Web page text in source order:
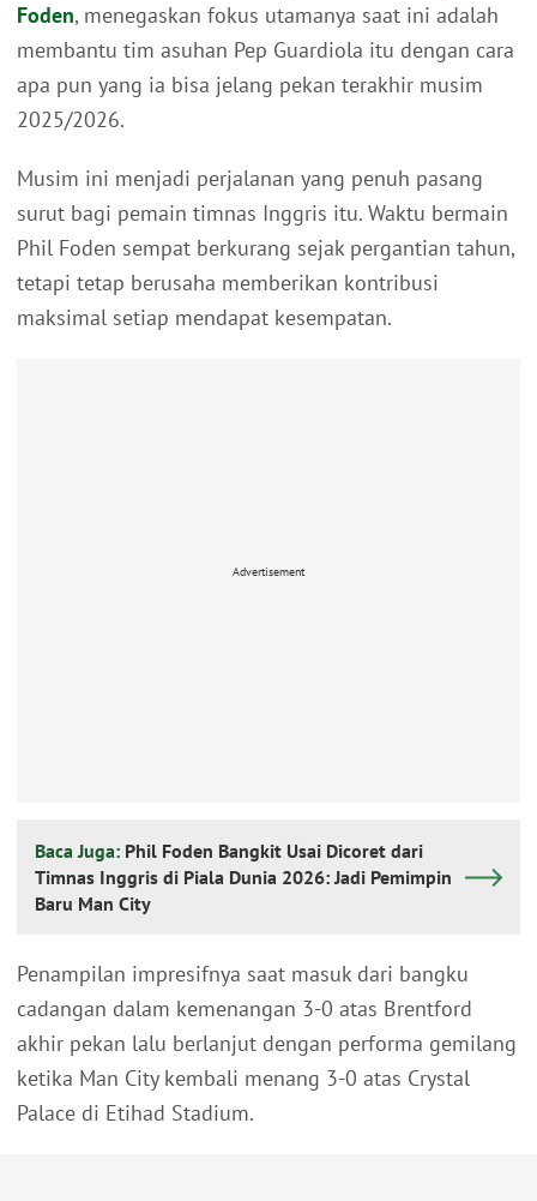
Foden, menegaskan fokus utamanya saat ini adalah
membantu tim asuhan Pep Guardiola itu dengan cara
apa pun yang ia bisa jelang pekan terakhir musim
2025/2026.
Musim ini menjadi perjalanan yang penuh pasang
surut bagi pemain timnas Inggris itu. Waktu bermain
Phil Foden sempat berkurang sejak pergantian tahun,
tetapi tetap berusaha memberikan kontribusi
maksimal setiap mendapat kesempatan.
Advertisement
Baca Juga: Phil Foden Bangkit Usai Dicoret dari
Timnas Inggris di Piala Dunia 2026: Jadi Pemimpin
Baru Man City
Penampilan impresifnya saat masuk dari bangku
cadangan dalam kemenangan 3-0 atas Brentford
akhir pekan lalu berlanjut dengan performa gemilang
ketika Man City kembali menang 3-0 atas Crystal
Palace di Etihad Stadium.